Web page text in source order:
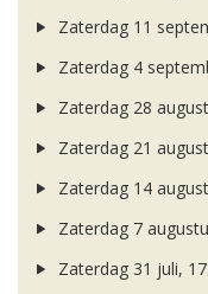
Zaterdag 11
Zaterdag 4
Zaterdag 28
Zaterdag 21
Zaterdag 14
Zaterdag 7
Zaterdag 31 juli,